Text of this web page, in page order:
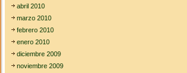
abril 2010
marzo 2010
febrero 2010
enero 2010
diciembre 2009
noviembre 2009